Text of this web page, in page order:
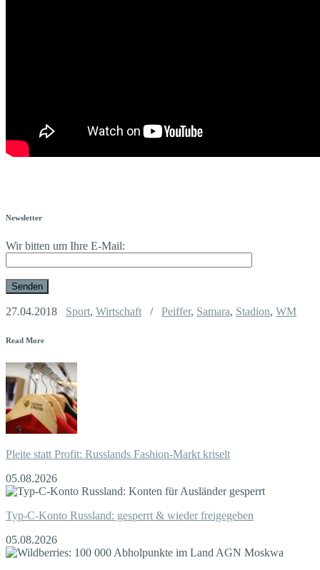
Newsletter
Wir bitten um Ihre E-Mail:
27.04.2018 Sport, Wirtschaft / Peiffer, Samara, Stadion, WM
Read More
Pleite statt Profit: Russlands Fashion-Markt kriselt
05.08.2026
Typ-C-Konto Russland: gesperrt & wieder freigegeben
05.08.2026